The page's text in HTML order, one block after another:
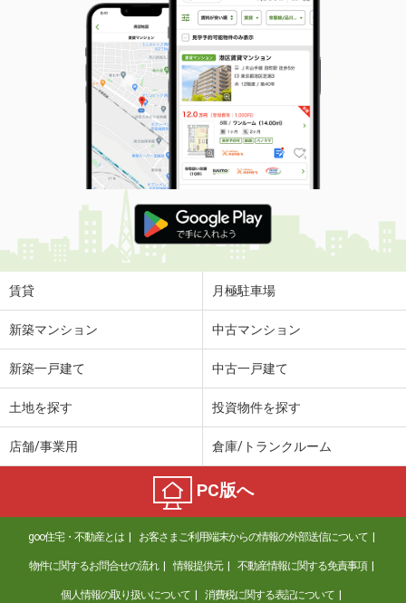
間取り
1K
愛媛県松山市雄郡１丁目
価 格
4万円
住 所
愛媛県松山市雄郡１丁目
専有面積 19.87m²
間取り
1K
愛媛県松山市山越３丁目
価 格
3.60万円
住 所
愛媛県松山市山越３丁目
専有面積
愛媛県松山市南江戸２丁目
3.60万円
愛媛県松山市東長戸３丁目
3.70万円
住 所
愛媛県松山市東長戸３丁目
専有面積 23.74m²
間取り
1K
愛媛県松山市北斎院町
賃貸 月極駐車場
新築マンション 中古マンション
新築一戸建て 中古一戸建て
土地を探す 投資物件を探す
店舗/事業用 倉庫/トランクルーム
PC版へ
goo住宅・不動産とは お客さまご利用端末からの情報の外部送信について
物件に関するお問合せの流れ 情報提供元 不動産情報に関する免責事項
個人情報の取り扱いについて 消費税に関する表記について